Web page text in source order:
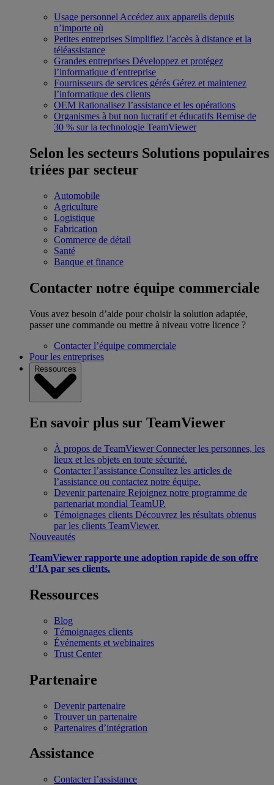
Usage personnel Accédez aux appareils depuis
n’importe où
Petites entreprises Simplifiez l’accès à distance et la
téléassistance
Grandes entreprises Développez et protégez
l’informatique d’entreprise
Fournisseurs de services gérés Gérez et maintenez
l’informatique des clients
OEM Rationalisez l’assistance et les opérations
Organismes à but non lucratif et éducatifs Remise de
30 % sur la technologie TeamViewer
Selon les secteurs Solutions populaires
triées par secteur
Automobile
Agriculture
Logistique
Fabrication
Commerce de détail
Santé
Banque et finance
Contacter notre équipe commerciale
Vous avez besoin d’aide pour choisir la solution adaptée,
passer une commande ou mettre à niveau votre licence ?
Contacter l’équipe commerciale
Pour les entreprises
Ressources
En savoir plus sur TeamViewer
À propos de TeamViewer Connecter les personnes, les
lieux et les objets en toute sécurité.
Contacter l’assistance Consultez les articles de
l’assistance ou contactez notre équipe.
Devenir partenaire Rejoignez notre programme de
partenariat mondial TeamUP.
Témoignages clients Découvrez les résultats obtenus
par les clients TeamViewer.
Nouveautés
TeamViewer rapporte une adoption rapide de son offre
d’IA par ses clients.
Ressources
Blog
Témoignages clients
Événements et webinaires
Trust Center
Partenaire
Devenir partenaire
Trouver un partenaire
Partenaires d’intégration
Assistance
Contacter l’assistance